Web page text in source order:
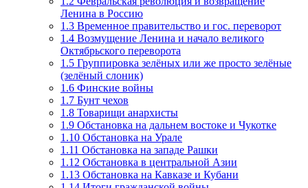
Ленина в Россию
1.3 Временное правительство и гос. переворот
1.4 Возмущение Ленина и начало великого
Октябрьского переворота
1.5 Группировка зелёных или же просто зелёные
(зелёный слоник)
1.6 Финские войны
1.7 Бунт чехов
1.8 Товарищи анархисты
1.9 Обстановка на дальнем востоке и Чукотке
1.10 Обстановка на Урале
1.11 Обстановка на западе Рашки
1.12 Обстановка в центральной Азии
1.13 Обстановка на Кавказе и Кубани